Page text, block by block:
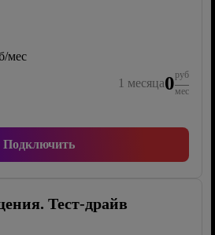
мес
1 месяца0руб
мес
Подключить
Тест-драйв